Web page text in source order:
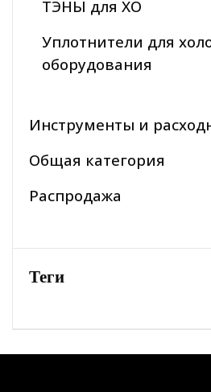
ТЭНЫ для ХО
Уплотнители для
оборудования
Инструменты и
Общая категория
Распродажа
Теги